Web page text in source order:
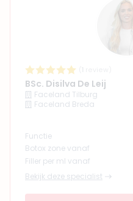
4. MSc. Hans
FunctiePhysician
Aantal jaar ervaring
Klinieken
Faceland Arnhem
BSc. Disilva De Leij
Faceland Tilburg
Faceland Breda
Functie
Botox zone vanaf
Filler per ml vanaf
Bekijk deze specialist